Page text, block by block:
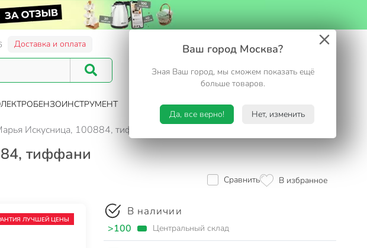
Ваш город Москва?
Зная Ваш город, мы сможем показать ещё
больше товаров.
Да, все верно! Нет, изменить
Доставка и оплата
Корзина
САД И ОГОРОД ТУРИЗМ. ОТДЫХ НА ДАЧЕ
Искусница, 100884, тиффани
тиффани
Сравнить В избранное
ЛУЧШЕЙ ЦЕНЫ
В наличии
>100 Центральный склад